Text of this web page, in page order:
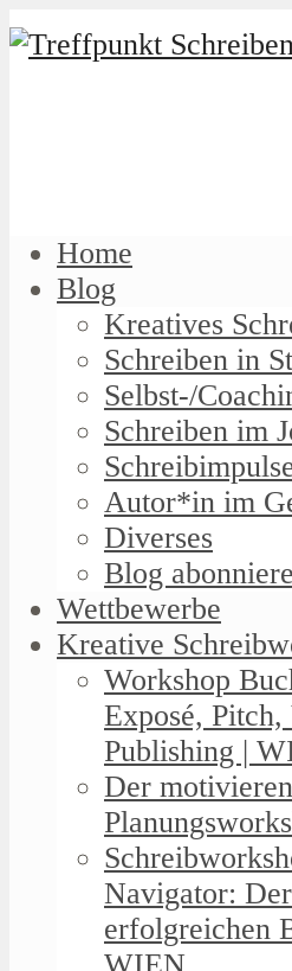
Home
Blog
Kreatives
Schreiben in
Selbst-/
Schreiben im
Autor*in im
Diverses
Blog
Wettbewerbe
Kreative
Workshop
Exposé,
Publishing |
Der
Navigator:
erfolgreichen
WIEN